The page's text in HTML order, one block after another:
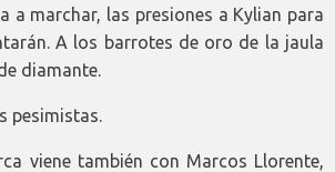
a marchar, las presiones a Kylian para
A los barrotes de oro de la jaula
diamante.
pesimistas.
viene también con Marcos Llorente,